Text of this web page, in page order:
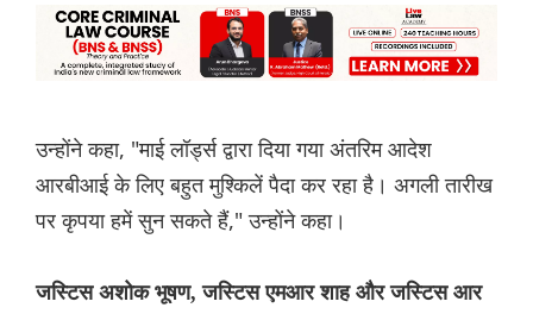
उन्होंने कहा, "माई लॉर्ड्स द्वारा दिया गया अंतरिम आदेश
आरबीआई के लिए बहुत मुश्किलें पैदा कर रहा है। अगली तारीख
पर कृपया हमें सुन सकते हैं," उन्होंने कहा।
जस्टिस अशोक भूषण, जस्टिस एमआर शाह और जस्टिस आर